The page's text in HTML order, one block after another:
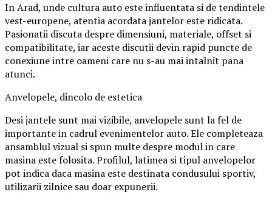
In Arad, unde cultura auto este influentata si de tendintele
vest-europene, atentia acordata jantelor este ridicata.
Pasionatii discuta despre dimensiuni, materiale, offset si
compatibilitate, iar aceste discutii devin rapid puncte de
conexiune intre oameni care nu s-au mai intalnit pana
atunci.
Anvelopele, dincolo de estetica
Desi jantele sunt mai vizibile, anvelopele sunt la fel de
importante in cadrul evenimentelor auto. Ele completeaza
ansamblul vizual si spun multe despre modul in care
masina este folosita. Profilul, latimea si tipul anvelopelor
pot indica daca masina este destinata condusului sportiv,
utilizarii zilnice sau doar expunerii.